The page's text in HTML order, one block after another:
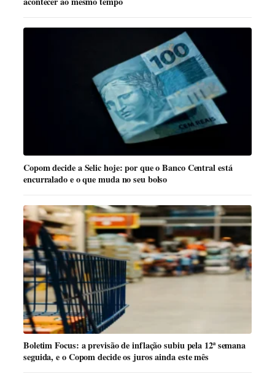
Copom decide a Selic hoje: por que o Banco Central está
encurralado e o que muda no seu bolso
Boletim Focus: a previsão de inflação subiu pela 12ª semana
seguida, e o Copom decide os juros ainda este mês